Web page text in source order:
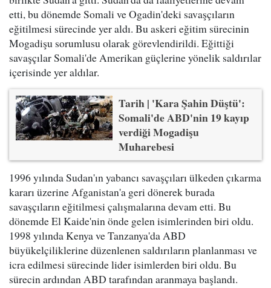
etti, bu dönemde Somali ve Ogadin'deki savaşçıların
eğitilmesi sürecinde yer aldı. Bu askeri eğitim sürecinin
Mogadişu sorumlusu olarak görevlendirildi. Eğittiği
savaşçılar Somali'de Amerikan güçlerine yönelik saldırılar
içerisinde yer aldılar.
Tarih | 'Kara Şahin Düştü':
Somali'de ABD'nin 19 kayıp
verdiği Mogadişu
Muharebesi
1996 yılında Sudan'ın yabancı savaşçıları ülkeden çıkarma
kararı üzerine Afganistan'a geri dönerek burada
savaşçıların eğitilmesi çalışmalarına devam etti. Bu
dönemde El Kaide'nin önde gelen isimlerinden biri oldu.
1998 yılında Kenya ve Tanzanya'da ABD
büyükelçiliklerine düzenlenen saldırıların planlanması ve
icra edilmesi sürecinde lider isimlerden biri oldu. Bu
sürecin ardından ABD tarafından aranmaya başlandı.